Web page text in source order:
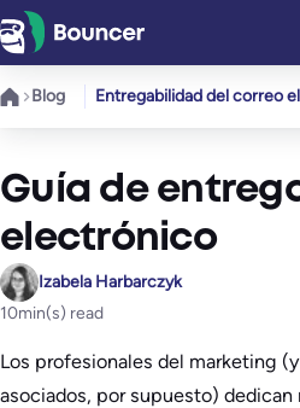
Saltar
al
contenido
Blog Entregabilidad del correo
Guía de
electrónico
Izabela Harbarczyk
10min(s) read
Los profesionales del marketing
asociados, por supuesto)